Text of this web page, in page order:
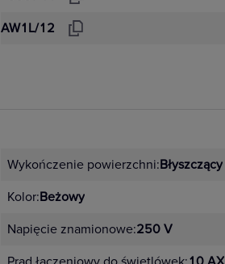
AW1L/12
Wykończenie powierzchni:Błyszczący
Kolor:Beżowy
Napięcie znamionowe:250 V